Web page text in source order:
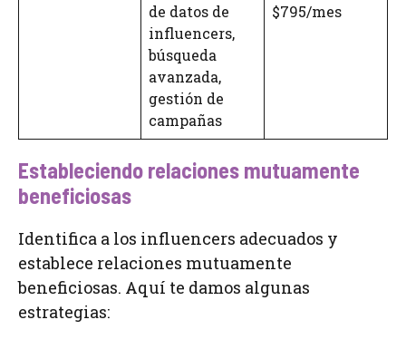
de datos de
influencers,
búsqueda
avanzada,
gestión de
campañas
$795/mes
Estableciendo relaciones mutuamente
beneficiosas
Identifica a los influencers adecuados y
establece relaciones mutuamente
beneficiosas. Aquí te damos algunas
estrategias: